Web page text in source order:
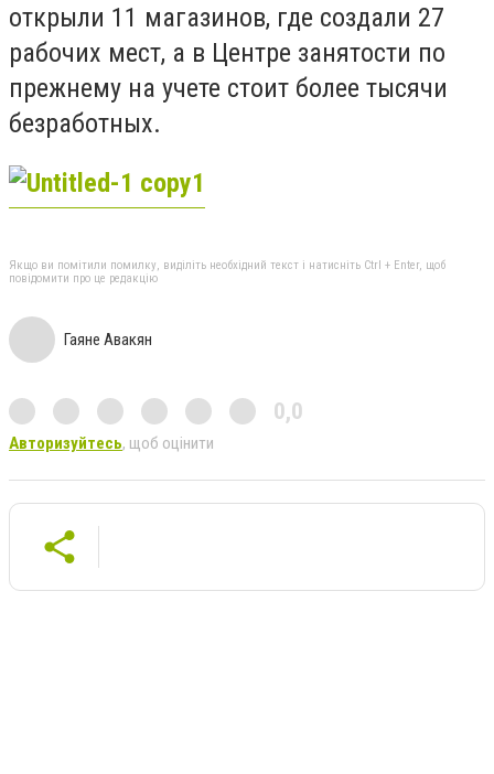
открыли 11 магазинов, где создали 27
рабочих мест, а в Центре занятости по
прежнему на учете стоит более тысячи
безработных.
Якщо ви помітили помилку, виділіть необхідний текст і натисніть Ctrl + Enter, щоб
повідомити про це редакцію
Гаяне Авакян
0,0
Авторизуйтесь, щоб оцінити